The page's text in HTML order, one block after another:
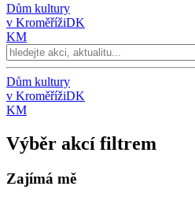
Dům kultury
v KroměřížiDK
KM
Dům kultury
v KroměřížiDK
KM
Výběr akcí filtrem
Zajímá mě